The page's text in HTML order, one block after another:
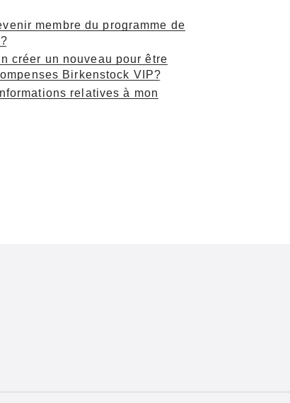
membre du programme de
créer un nouveau pour être
Birkenstock VIP?
relatives à mon